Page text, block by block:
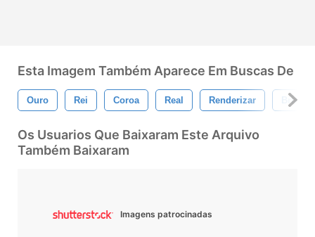
Esta Imagem Também Aparece Em Buscas De
Ouro Rei Coroa Real Renderizar
Os Usuarios Que Baixaram Este Arquivo
Também Baixaram
Imagens patrocinadas